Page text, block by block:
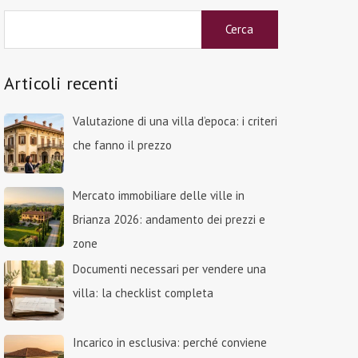
Articoli recenti
Valutazione di una villa d’epoca: i criteri
che fanno il prezzo
Mercato immobiliare delle ville in
Brianza 2026: andamento dei prezzi e
zone
Documenti necessari per vendere una
villa: la checklist completa
Incarico in esclusiva: perché conviene